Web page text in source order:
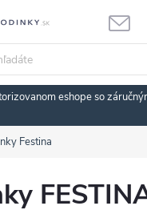
eshope so
Festina